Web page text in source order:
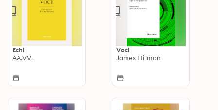
Echi
AA.VV.
Voci
James Hillman